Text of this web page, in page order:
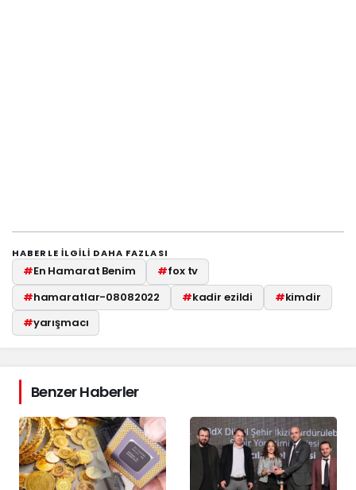
HABERLE ILGILI DAHA FAZLASI
#En Hamarat Benim #fox tv
#hamaratlar-08082022 #kadir ezildi #kimdir
#yarışmacı
Benzer Haberler